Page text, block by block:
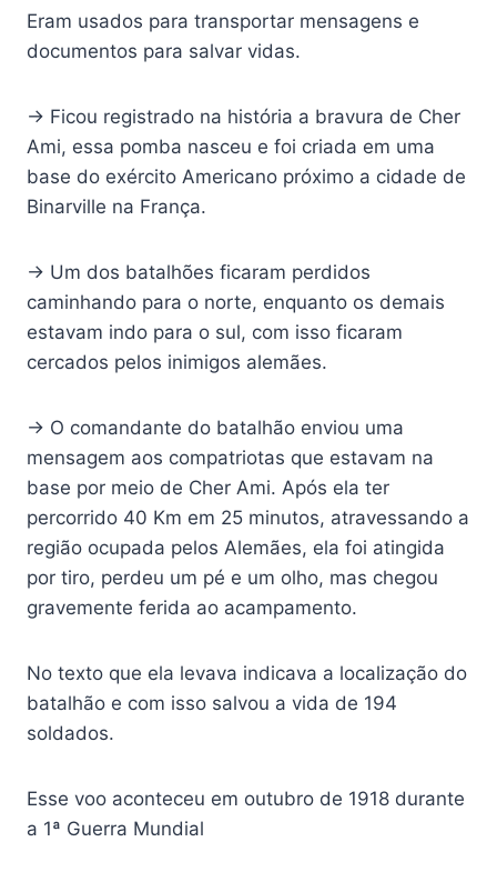
Eram usados para transportar mensagens e
documentos para salvar vidas.
→ Ficou registrado na história a bravura de Cher
Ami, essa pomba nasceu e foi criada em uma
base do exército Americano próximo a cidade de
Binarville na França.
→ Um dos batalhões ficaram perdidos
caminhando para o norte, enquanto os demais
estavam indo para o sul, com isso ficaram
cercados pelos inimigos alemães.
→ O comandante do batalhão enviou uma
mensagem aos compatriotas que estavam na
base por meio de Cher Ami. Após ela ter
percorrido 40 Km em 25 minutos, atravessando a
região ocupada pelos Alemães, ela foi atingida
por tiro, perdeu um pé e um olho, mas chegou
gravemente ferida ao acampamento.
No texto que ela levava indicava a localização do
batalhão e com isso salvou a vida de 194
soldados.
Esse voo aconteceu em outubro de 1918 durante
a 1ª Guerra Mundial